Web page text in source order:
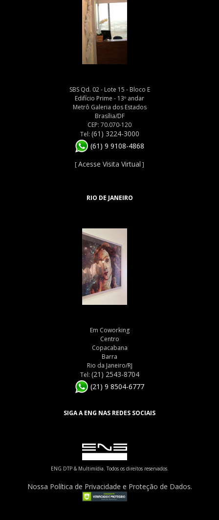
SBS Qd. 02 - Lote 15 - Bloco E
Edifício Prime - 13º andar
Metrô Galeria dos Estados
Brasília/DF
CEP: 70.070-120
Tel: (61) 3224-3000
(61) 9 9108-4868
[Acesse Visita Virtual ]
RIO DE JANEIRO
Em Coworking
Centro
Copacabana
Barra
Rio da Janeiro/RJ
Tel: (21) 2543-8704
(21) 9 8504-6777
SIGA A ENG NAS REDES SOCIAIS
ENG DTP & Multimídia. Todos os direitos reservados.
Nossa Política de Privacidade e Proteção de Dados.